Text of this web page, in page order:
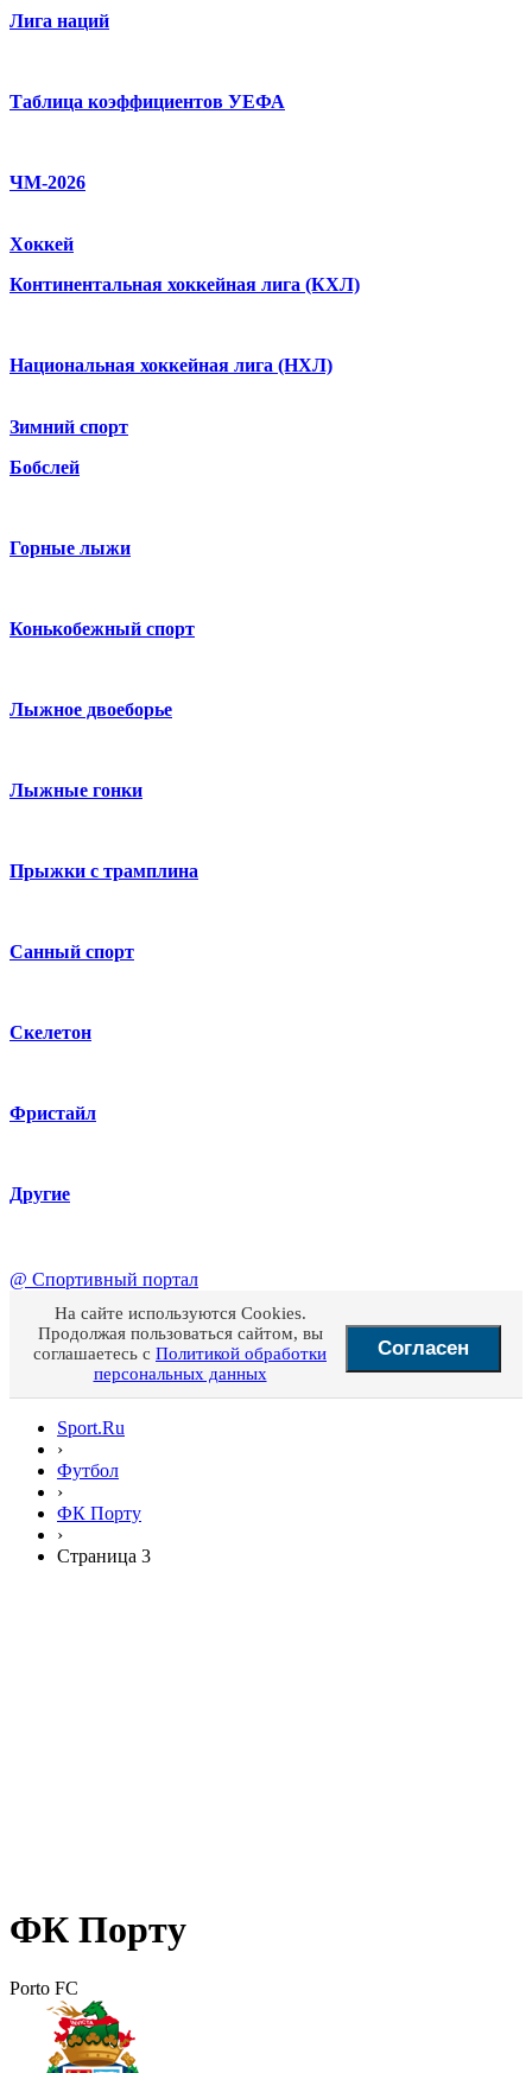
Лига наций
Таблица коэффициентов УЕФА
ЧМ-2026
Хоккей
Континентальная хоккейная лига (КХЛ)
Национальная хоккейная лига (НХЛ)
Зимний спорт
Бобслей
Горные лыжи
Конькобежный спорт
Лыжное двоеборье
Лыжные гонки
Прыжки с трамплина
Санный спорт
Скелетон
Фристайл
Другие
@ Спортивный портал
На сайте используются Cookies.
Продолжая пользоваться сайтом, вы
соглашаетесь с Политикой обработки
персональных данных
Согласен
Sport.Ru
›
Футбол
›
ФК Порту
›
Страница 3
ФК Порту
Porto FC